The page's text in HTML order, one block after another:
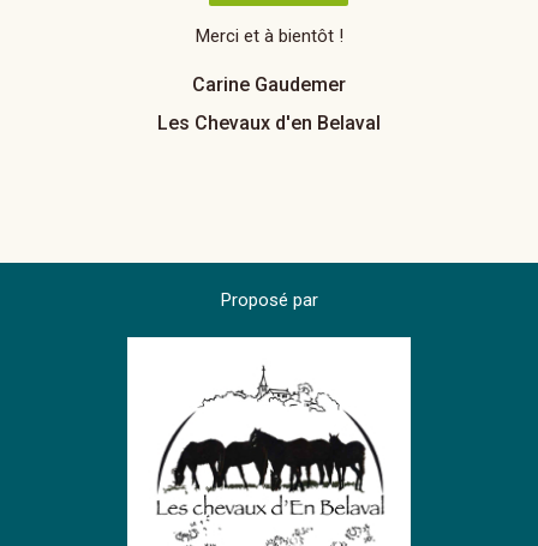
Merci et à bientôt !
Carine Gaudemer
Les Chevaux d'en Belaval
Proposé par